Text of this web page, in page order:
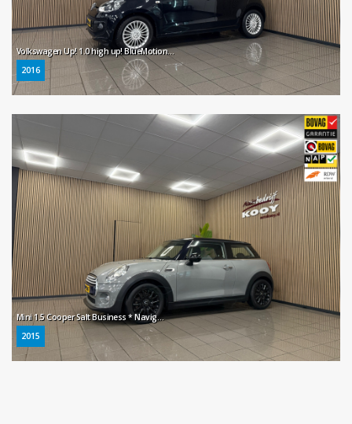
Volkswagen Up! 1.0 high up! BlueMotion * Navigatie / LM Velgen / Cruise control / NL Auto *
2016
Mini 1.5 Cooper Salt Business * Navigatie / Cruise control / LM Velgen / NL Auto *
2015